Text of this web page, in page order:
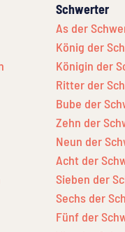
Schwerter
As der
König der
Königin der
Ritter der
Bube der
Zehn der
Neun der
Acht der
Sieben der
Sechs der
Fünf der